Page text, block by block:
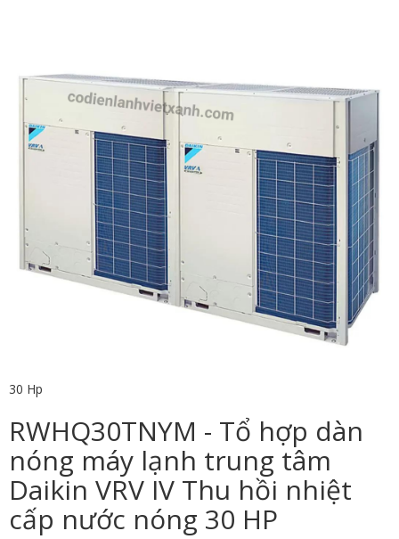
30 Hp
RWHQ30TNYM - Tổ hợp dàn
nóng máy lạnh trung tâm
Daikin VRV IV Thu hồi nhiệt
cấp nước nóng 30 HP